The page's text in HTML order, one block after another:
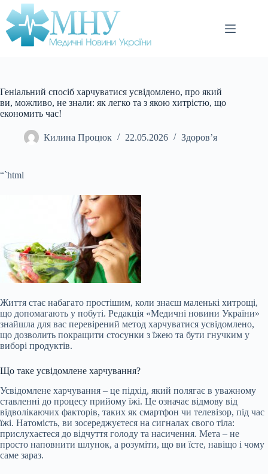
Перейти
до
вмісту
Геніальний спосіб харчуватися усвідомлено, про який
ви, можливо, не знали: як легко та з якою хитрістю, що
економить час!
Килина Процюк 22.05.2026 Здоров’я
“`html
Життя стає набагато простішим, коли знаєш маленькі хитрощі,
що допомагають у побуті. Редакція «Медичні новини України»
знайшла для вас перевірений метод харчуватися усвідомлено,
що дозволить покращити стосунки з їжею та бути гнучким у
виборі продуктів.
Що таке усвідомлене харчування?
Усвідомлене харчування – це підхід, який полягає в уважному
ставленні до процесу прийому їжі. Це означає відмову від
відволікаючих факторів, таких як смартфон чи телевізор, під час
їжі. Натомість, ви зосереджуєтеся на сигналах свого тіла:
прислухаєтеся до відчуття голоду та насичення. Мета – не
просто наповнити шлунок, а розуміти, що ви їсте, навіщо і чому
саме зараз.